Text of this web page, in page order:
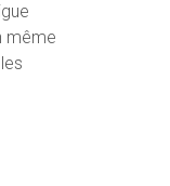
même